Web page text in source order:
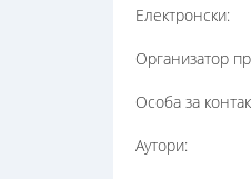
Електронски:
Организатор
Особа за
Аутори: